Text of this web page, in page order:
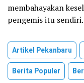
membahayakan
pengemis itu sendiri.
Artikel Pekanbaru
Berita Populer